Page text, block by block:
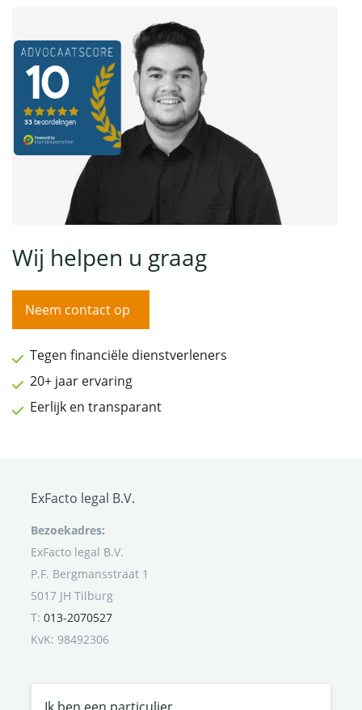
Wij helpen u graag
Neem contact op
Tegen financiële dienstverleners
20+ jaar ervaring
Eerlijk en transparant
ExFacto legal B.V.
Bezoekadres:
ExFacto legal B.V.
P.F. Bergmansstraat 1
5017 JH Tilburg
T: 013-2070527
KvK: 98492306